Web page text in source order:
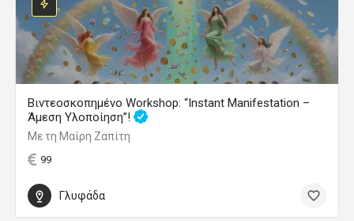
Βιντεοσκοπημένο Workshop: “Instant Manifestation –
Άμεση Υλοποίηση”!
Με τη Μαίρη Ζαπίτη
99
Γλυφάδα